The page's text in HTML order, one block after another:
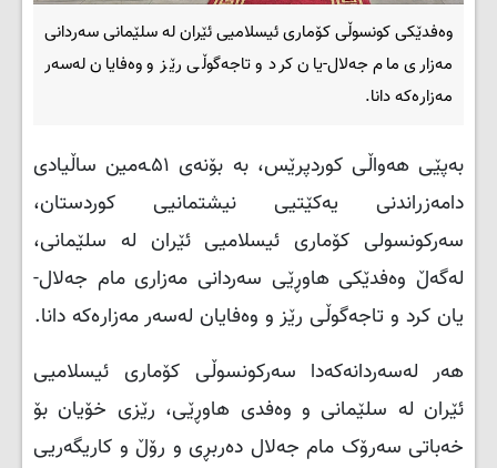
وەفدێکی کونسوڵی کۆماری ئیسلامیی ئێران لە سلێمانی سەردانی
مەزاری مام جەلال-یان کرد و تاجەگوڵی رێز و وەفایان لەسەر
مەزارەکە دانا.
بەپێی هەواڵی کوردپرێس، بە بۆنەی ۵۱ـەمین ساڵیادی
دامەزراندنی یەکێتیی نیشتمانیی کوردستان،
سەرکونسولی کۆماری ئیسلامیی ئێران لە سلێمانی،
لەگەڵ وەفدێکی هاوڕێی سەردانی مەزاری مام جەلال-
یان کرد و تاجەگوڵی رێز و وەفایان لەسەر مەزارەکە دانا.
هەر لەسەردانەکەدا سەرکونسوڵی کۆماری ئیسلامیی
ئێران لە سلێمانی و وەفدی هاوڕێی، رێزی خۆیان بۆ
خەباتی سەرۆک مام جەلال دەربڕی و رۆڵ و کاریگەریی